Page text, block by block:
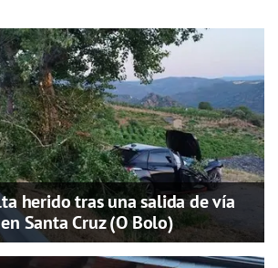
herido tras una salida de vía
Santa Cruz (O Bolo)